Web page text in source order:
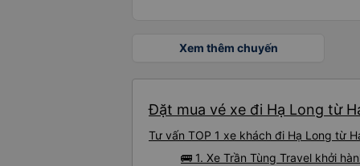
Xem thêm chuyến
Đặt mua vé xe đi Hạ Long từ
Tư vấn TOP 1 xe khách đi Hạ Long từ
🚌 1. Xe Trần Tùng Travel khởi